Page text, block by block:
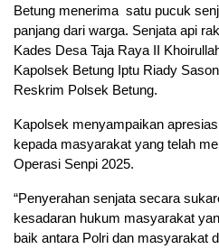
Betung menerima satu pucuk
panjang dari warga. Senjata api
Kades Desa Taja Raya II
Kapolsek Betung Iptu Riady
Reskrim Polsek Betung.
Kapolsek menyampaikan
kepada masyarakat yang telah
Operasi Senpi 2025.
“Penyerahan senjata secara
kesadaran hukum masyarakat
baik antara Polri dan masyarakat